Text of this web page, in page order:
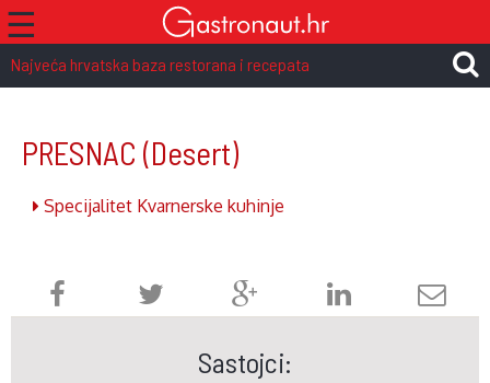
☰
Najveća hrvatska baza restorana i recepata
PRESNAC (Desert)
Specijalitet Kvarnerske kuhinje
Sastojci: